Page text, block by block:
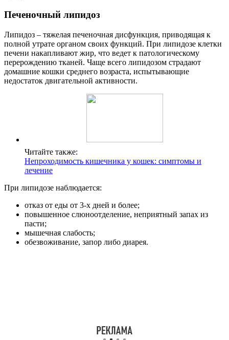
Печеночный липидоз
Липидоз – тяжелая печеночная дисфункция, приводящая к
полной утрате органом своих функций. При липидозе клетки
печени накапливают жир, что ведет к патологическому
перерождению тканей. Чаще всего липидозом страдают
домашние кошки среднего возраста, испытывающие
недостаток двигательной активности.
Читайте также:
Непроходимость кишечника у кошек: симптомы и
лечение
При липидозе наблюдается:
отказ от еды от 3-х дней и более;
повышенное слюноотделение, неприятный запах из
пасти;
мышечная слабость;
обезвоживание, запор либо диарея.